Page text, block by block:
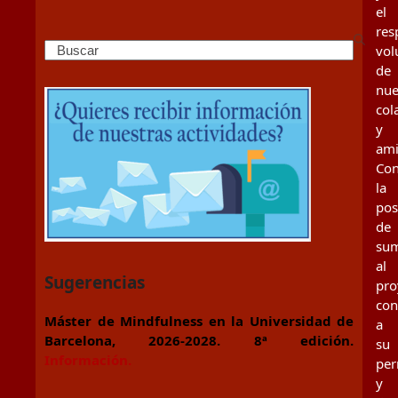
Search
Sugerencias
Máster de Mindfulness en la Universidad de
Barcelona, 2026-2028. 8ª edición.
Información.
el
de
y
la
de
al
a
su
y